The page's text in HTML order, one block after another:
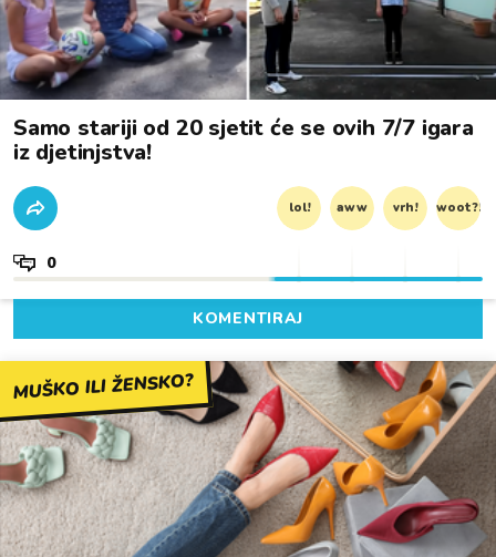
Samo stariji od 20 sjetit će se ovih 7/7 igara
iz djetinjstva!
lol! aww vrh! woot?!
0
KOMENTIRAJ
MUŠKO ILI ŽENSKO?